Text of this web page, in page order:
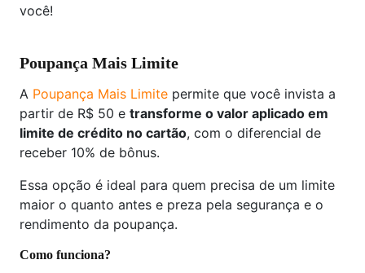
você!
Poupança Mais Limite
A Poupança Mais Limite permite que você invista a
partir de R$ 50 e transforme o valor aplicado em
limite de crédito no cartão, com o diferencial de
receber 10% de bônus.
Essa opção é ideal para quem precisa de um limite
maior o quanto antes e preza pela segurança e o
rendimento da poupança.
Como funciona?